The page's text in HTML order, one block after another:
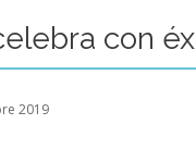
con
2019